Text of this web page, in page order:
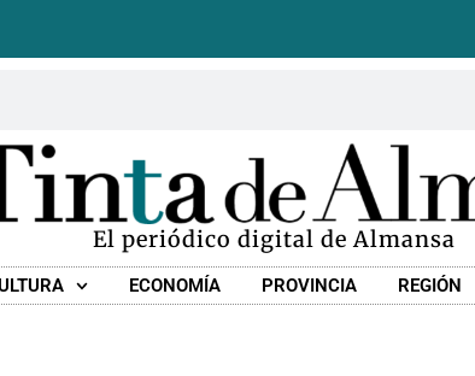
El periódico digital de Almansa
ECONOMÍA PROVINCIA REGIÓN